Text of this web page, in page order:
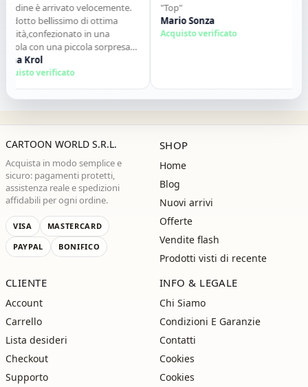
è arrivato velocemente.
bellissimo di ottima
in una
con una piccola sorpresa
Tutto perfetto. Lo
vivamente. Grazie ,alla
Krol
verificato
"Top"
Mario Sonza
Acquisto verificato
CARTOON WORLD S.R.L.
Acquista in modo semplice e
sicuro: pagamenti protetti,
assistenza reale e spedizioni
affidabili per ogni ordine.
VISA
MASTERCARD
PAYPAL
BONIFICO
SHOP
Home
Blog
Nuovi arrivi
Offerte
Vendite flash
Prodotti visti di recente
CLIENTE
Account
Carrello
Lista desideri
Checkout
Supporto
INFO & LEGALE
Chi Siamo
Condizioni E Garanzie
Contatti
Cookies
Cookies